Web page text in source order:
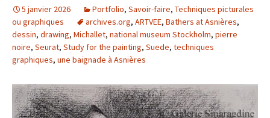
5 janvier 2026 Portfolio, Savoir-faire, Techniques picturales
ou graphiques
archives.org, ARTVEE, Bathers at Asnières,
dessin, drawing, Michallet, national museum Stockholm, pierre
noire, Seurat, Study for the painting, Suede, techniques
graphiques, une baignade à Asnières